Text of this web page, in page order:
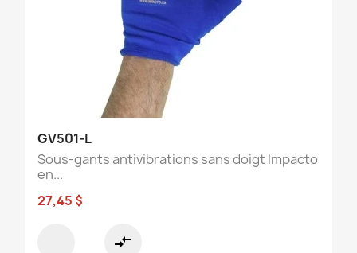
GV501-L
Sous-gants antivibrations sans doigt Impacto
en...
27,45 $
compare_arrows